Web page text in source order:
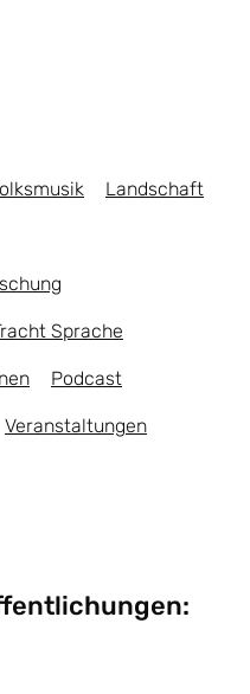
Landschaft
Sprache
Podcast
Veranstaltungen